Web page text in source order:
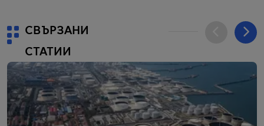
СВЪРЗАНИ
СТАТИИ